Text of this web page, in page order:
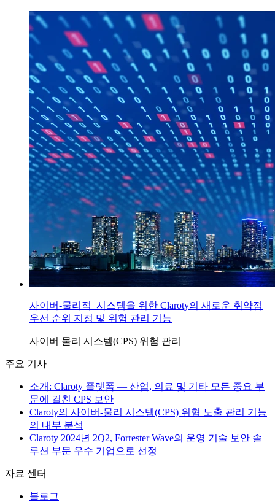
사이버-물리적 시스템을 위한 Claroty의 새로운 취약점
우선 순위 지정 및 위험 관리 기능
사이버 물리 시스템(CPS) 위험 관리
주요 기사
소개: Claroty 플랫폼 — 산업, 의료 및 기타 모든 중요 부
문에 걸친 CPS 보안
Claroty의 사이버-물리 시스템(CPS) 위협 노출 관리 기능
의 내부 분석
Claroty 2024년 2Q2, Forrester Wave의 운영 기술 보안 솔
루션 부문 우수 기업으로 선정
자료 센터
블로그